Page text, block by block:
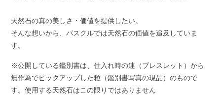
天然石の真の美しさ・価値を提供したい。
そんな想いから、パスクルでは天然石の価値を追及していま
す。
※公開している鑑別書は、仕入れ時の連（ブレスレット）から
無作為でピックアップした粒（鑑別書写真の現品）のもので
す。使用する天然石はこの限りではありません